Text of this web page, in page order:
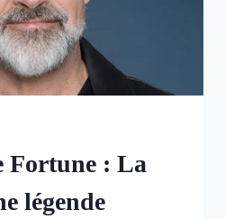
Fortune : La
légende